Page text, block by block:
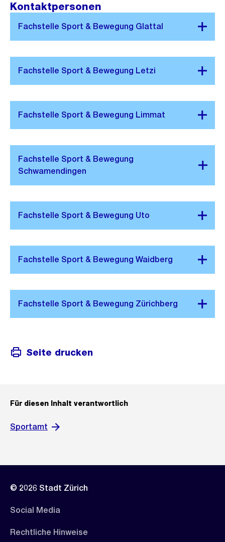
Kontaktpersonen
Seite drucken
Für diesen Inhalt verantwortlich
Sportamt
© 2026 Stadt Zürich
Social Media
Rechtliche Hinweise